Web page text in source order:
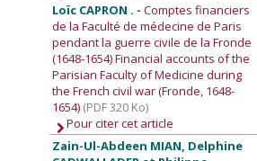
Loïc CAPRON . -Comptes financiers
de la Faculté de médecine de Paris
pendant la guerre civile de la Fronde
(1648-1654) Financial accounts of the
Parisian Faculty of Medicine during
the French civil war (Fronde, 1648-
1654) (PDF 320 Ko)
Pour citer cet article
Zain-Ul-Abdeen MIAN, Delphine